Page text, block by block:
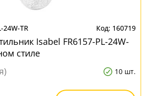
24W-TR 160719
Isabel FR6157-PL-24W-
стиле
10 шт.